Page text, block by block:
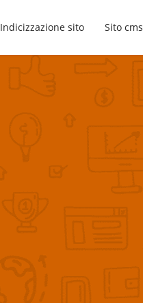
Indicizzazione sito Sito cms